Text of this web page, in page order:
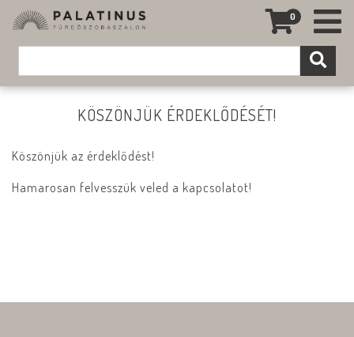
0
KÖSZÖNJÜK ÉRDEKLŐDÉSÉT!
Köszönjük az érdeklődést!
Hamarosan felvesszük veled a kapcsolatot!